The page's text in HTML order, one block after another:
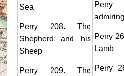
Sea
Perry 208. The
Shepherd and his
Sheep
Perry 209. The
Perry
Perry
Lamb
Perry